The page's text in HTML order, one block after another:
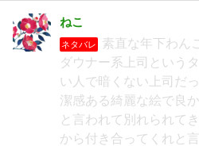
ねこ
ネタバレ
素直な年下わん
ダウナー系上司という
い人で暗くない上司だ
潔感ある綺麗な絵で良
と言われて別れられて
から付き合ってくれと